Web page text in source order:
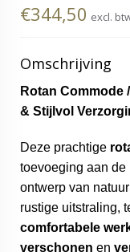
€344,50 excl.
Omschrijving
Rotan Commode
& Stijlvol
Deze prachtige
toevoeging aan de
ontwerp van
rustige uitstraling,
comfortabele
verschonen en